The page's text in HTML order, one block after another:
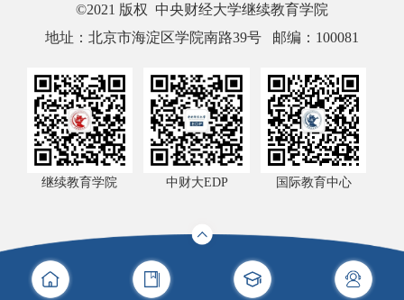
©2021 版权 中央财经大学继续教育学院
地址：北京市海淀区学院南路39号 邮编：100081
继续教育学院 中财大EDP 国际教育中心